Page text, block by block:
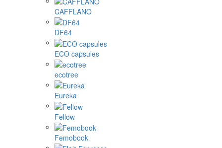
CAFFLANO
DF64
ECO capsules
ecotree
Eureka
Fellow
Femobook